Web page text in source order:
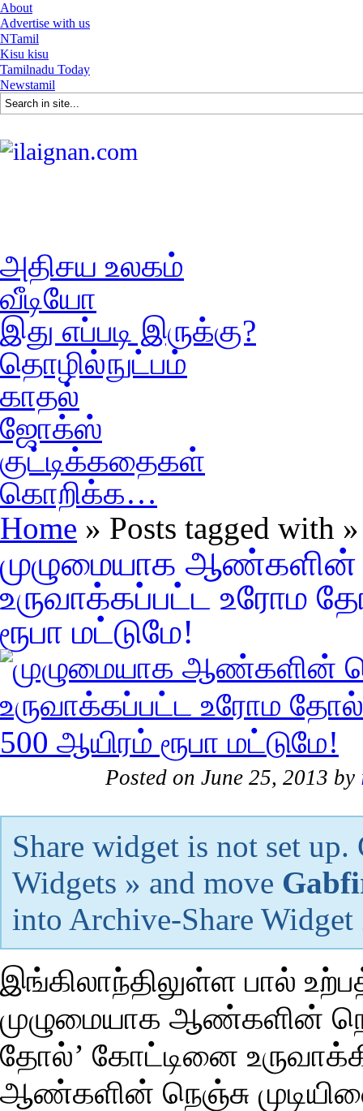
About
Advertise with us
NTamil
Kisu kisu
Tamilnadu Today
Newstamil
அதிசய உலகம்
வீடியோ
இது எப்படி இருக்கு?
தொழில்நுட்பம்
காதல்
ஜோக்ஸ்
குட்டிக்கதைகள்
கொறிக்க…
Home » Posts tagged with
முழுமையாக ஆண்களின்
உருவாக்கப்பட்ட உரோம
ரூபா மட்டுமே!
Posted on June 25, 2013 by
Share widget is not set
Widgets » and move
into Archive-Share Widget
இங்கிலாந்திலுள்ள பால்
முழுமையாக ஆண்களின்
தோல்’ கோட்டினை
ஆண்களின் நெஞ்சு